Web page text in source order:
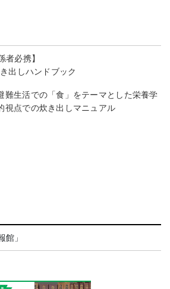
者必携】
出しハンドブック
難生活での「食」をテーマとした栄養学
視点での炊き出しマニュアル
館」